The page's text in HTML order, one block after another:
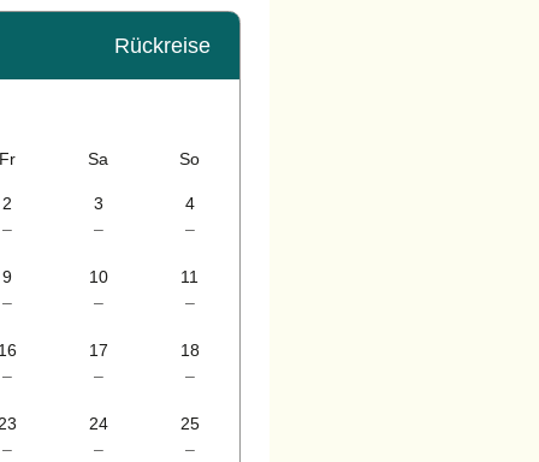
Rückreise
Fr Sa So
2
–
3
–
4
–
9
–
10
–
11
–
16
–
17
–
18
–
–
24
–
25
–